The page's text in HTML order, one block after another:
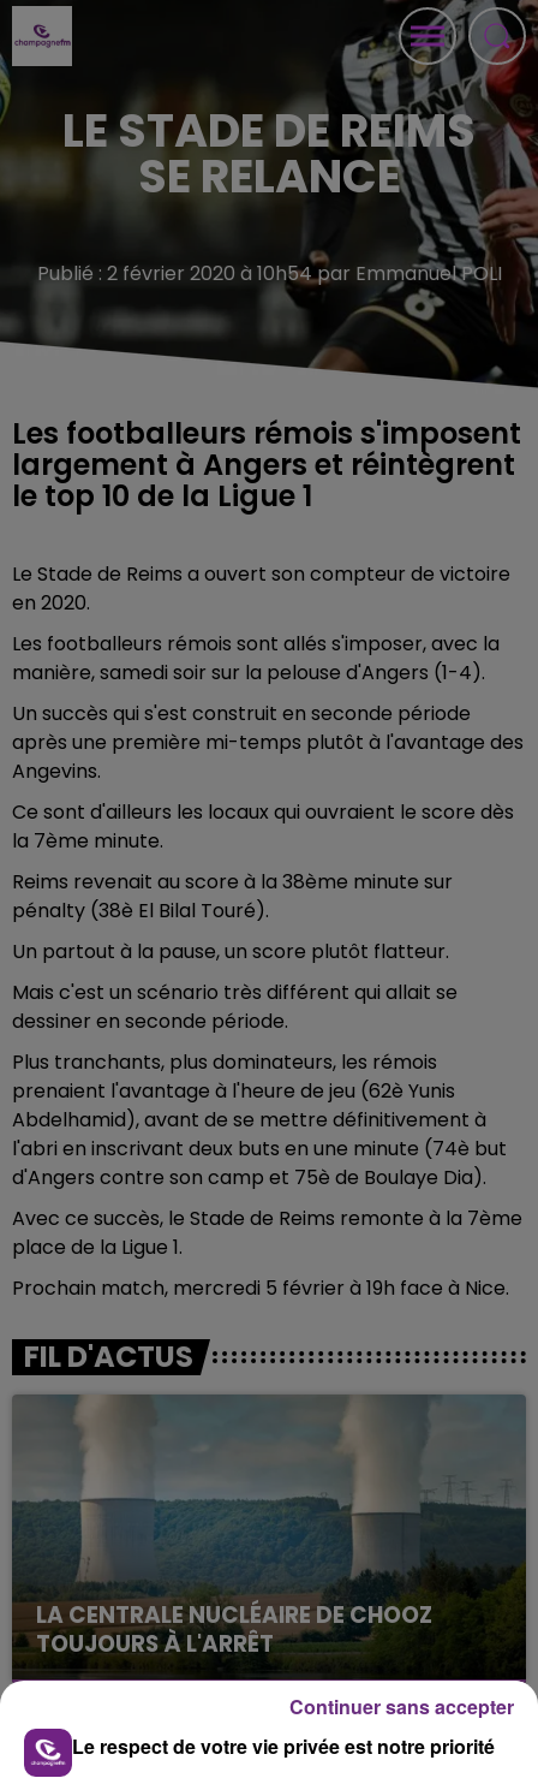
LE STADE DE REIMS
SE RELANCE
Publié : 2 février 2020 à 10h54 par Emmanuel POLI
Les footballeurs rémois s'imposent
largement à Angers et réintègrent
le top 10 de la Ligue 1
Le Stade de Reims a ouvert son compteur de victoire
en 2020.
Les footballeurs rémois sont allés s'imposer, avec la
manière, samedi soir sur la pelouse d'Angers (1-4).
Un succès qui s'est construit en seconde période
après une première mi-temps plutôt à l'avantage des
Angevins.
Ce sont d'ailleurs les locaux qui ouvraient le score dès
la 7ème minute.
Reims revenait au score à la 38ème minute sur
pénalty (38è El Bilal Touré).
Un partout à la pause, un score plutôt flatteur.
Mais c'est un scénario très différent qui allait se
dessiner en seconde période.
Plus tranchants, plus dominateurs, les rémois
prenaient l'avantage à l'heure de jeu (62è Yunis
Abdelhamid), avant de se mettre définitivement à
l'abri en inscrivant deux buts en une minute (74è but
d'Angers contre son camp et 75è de Boulaye Dia).
Avec ce succès, le Stade de Reims remonte à la 7ème
place de la Ligue 1.
Prochain match, mercredi 5 février à 19h face à Nice.
FIL D'ACTUS
LA CENTRALE NUCLÉAIRE DE CHOOZ
TOUJOURS À L'ARRÊT
Cela fait déjà une semaine que la centrale
nucléaire ardennaise est à l'arrêt. Une situation
justifiée par la sécheresse intense qui est toujours
présente.
Le respect de votre vie privée est notre priorité
Continuer sans accepter